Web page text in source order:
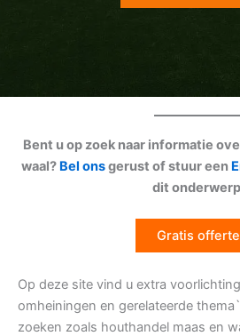
Bent u op zoek naar informatie
waal? Bel onsgerust of stuur een
dit onderwerp
Gratis offerte
Op deze site vind u extra
omheiningen en gerelateerde
zoeken zoals houthandel maas en